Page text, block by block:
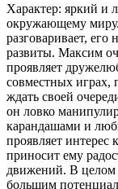
Характер: яркий и
окружающему
разговаривает,
развиты. Максим
проявляет
совместных играх,
ждать своей
он ловко
карандашами и
проявляет
приносит ему
движений. В целом
большим